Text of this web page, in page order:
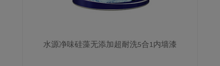
水源净味硅藻无添加超耐洗5合1内墙漆